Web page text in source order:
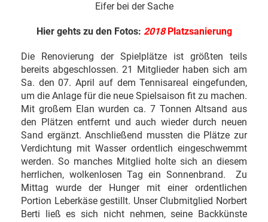
Eifer bei der Sache
Hier gehts zu den Fotos: 2018Platzsanierung
Die Renovierung der Spielplätze ist größten teils
bereits abgeschlossen. 21 Mitglieder haben sich am
Sa. den 07. April auf dem Tennisareal eingefunden,
um die Anlage für die neue Spielsaison fit zu machen.
Mit großem Elan wurden ca. 7 Tonnen Altsand aus
den Plätzen entfernt und auch wieder durch neuen
Sand ergänzt. Anschließend mussten die Plätze zur
Verdichtung mit Wasser ordentlich eingeschwemmt
werden. So manches Mitglied holte sich an diesem
herrlichen, wolkenlosen Tag ein Sonnenbrand. Zu
Mittag wurde der Hunger mit einer ordentlichen
Portion Leberkäse gestillt. Unser Clubmitglied Norbert
Berti ließ es sich nicht nehmen, seine Backkünste